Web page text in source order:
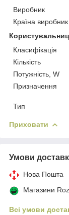
Виробник
Країна виробник
Класифікація
Кількість
Потужність, W
Призначення
Тип
Приховати
Умови
Нова Пошта
Магазини
Всі умови